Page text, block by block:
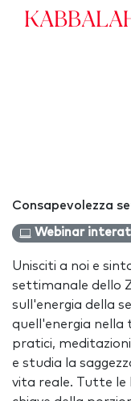
Consapevolezza
Webinar
Unisciti a noi e
settimanale dello
sull'energia della
quell'energia
pratici,
e studia la
vita reale. Tutte le